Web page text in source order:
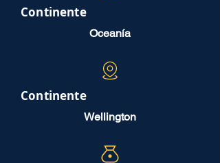
Continente
Oceanía
Continente
Wellington